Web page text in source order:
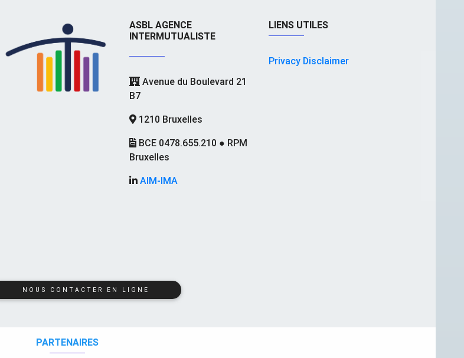
ASBL AGENCE
INTERMUTUALISTE
Avenue du Boulevard 21
B7
1210 Bruxelles
BCE 0478.655.210 ● RPM
Bruxelles
AIM-IMA
LIENS UTILES
Privacy Disclaimer
NOUS CONTACTER EN LIGNE
PARTENAIRES